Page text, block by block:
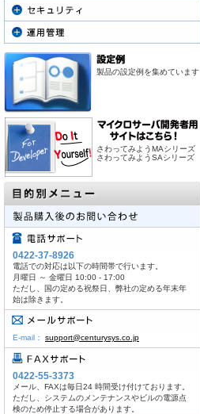
製品の設定例を集めています
さわってみようMAシリーズ
さわってみようSAシリーズ
0422-37-8926
電話での対応は以下の時間帯で行います。
月曜日 ～ 金曜日 10:00 - 17:00
ただし、国の定める祝祭日、弊社の定める年末年
始は除きます。
E-mail： support@centurysys.co.jp
0422-55-3373
メール、FAXは毎日24 時間受け付けております。
ただし、システムのメンテナンスやビルの電源点
検のため停止する場合があります。